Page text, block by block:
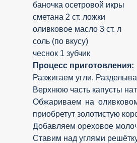
баночка осетровой икры
сметана 2 ст. ложки
оливковое масло 3 ст. л
соль (по вкусу)
чеснок 1 зубчик
Процесс приготовления:
Разжигаем угли.
Верхнюю часть капусты
Обжариваем на
приобретут золотистую
Добавляем ореховое
Ставим над углями